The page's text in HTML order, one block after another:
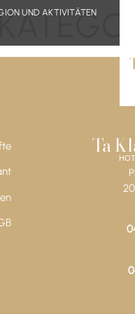
UND AKTIVITÄTEN
Ta